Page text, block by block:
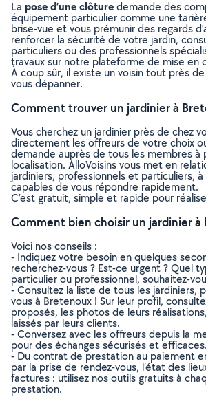
La pose d’une clôturedemande des
équipement particulier comme une
brise-vue et vous prémunir des regards
renforcer la sécurité de votre jardin,
particuliers ou des professionnels
travaux sur notre plateforme de mise en
À coup sûr, il existe un voisin tout près
vous dépanner.
Comment trouver un jardinier à
Vous cherchez un jardinier près de chez
directement les offreurs de votre choix
demande auprès de tous les membres à
localisation. AlloVoisins vous met en
jardiniers, professionnels et particuliers,
capables de vous répondre rapidement.
C’est gratuit, simple et rapide pour
Comment bien choisir un jardinier à
Voici nos conseils :
- Indiquez votre besoin en quelques
recherchez-vous ? Est-ce urgent ? Quel
particulier ou professionnel, souhaitez-
- Consultez la liste de tous les jardiniers,
vous à Bretenoux ! Sur leur profil,
proposés, les photos de leurs
laissés par leurs clients.
- Conversez avec les offreurs depuis la
pour des échanges sécurisés et efficaces.
- Du contrat de prestation au paiement
par la prise de rendez-vous, l’état des
factures : utilisez nos outils gratuits à
prestation.